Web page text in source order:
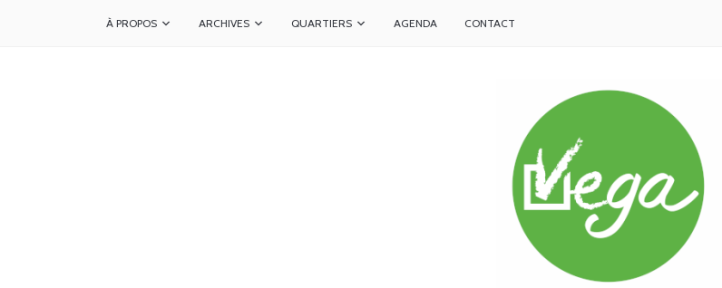
À PROPOS ARCHIVES QUARTIERS AGENDA CONTACT